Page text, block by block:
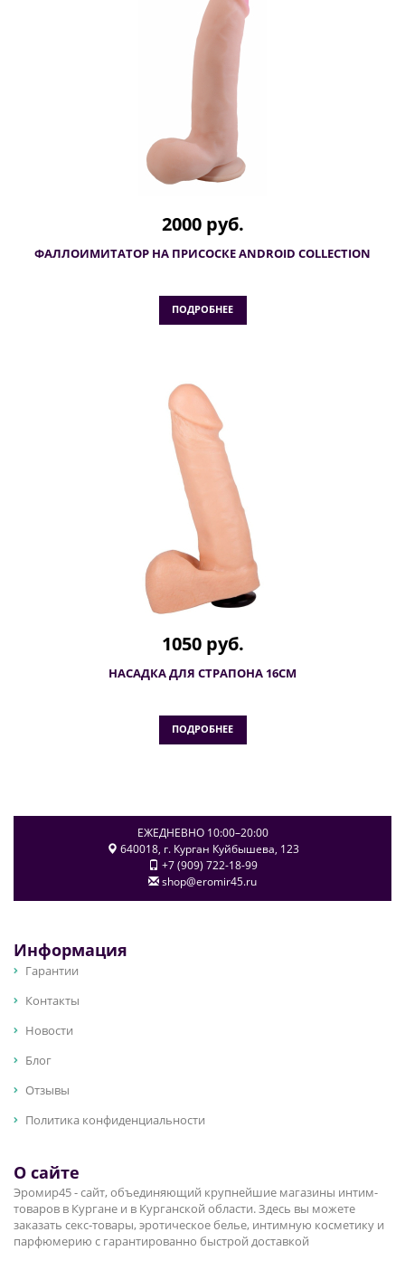
2000 руб.
ФАЛЛОИМИТАТОР НА ПРИСОСКЕ ANDROID COLLECTION
ПОДРОБНЕЕ
1050 руб.
НАСАДКА ДЛЯ СТРАПОНА 16СМ
ПОДРОБНЕЕ
ЕЖЕДНЕВНО 10:00–20:00
640018, г. Курган Куйбышева, 123
+7 (909) 722-18-99
shop@eromir45.ru
Информация
Гарантии
Контакты
Новости
Блог
Отзывы
Политика конфиденциальности
О сайте
Эромир45 - сайт, объединяющий крупнейшие магазины интим-
товаров в Кургане и в Курганской области. Здесь вы можете
заказать секс-товары, эротическое белье, интимную косметику и
парфюмерию с гарантированно быстрой доставкой